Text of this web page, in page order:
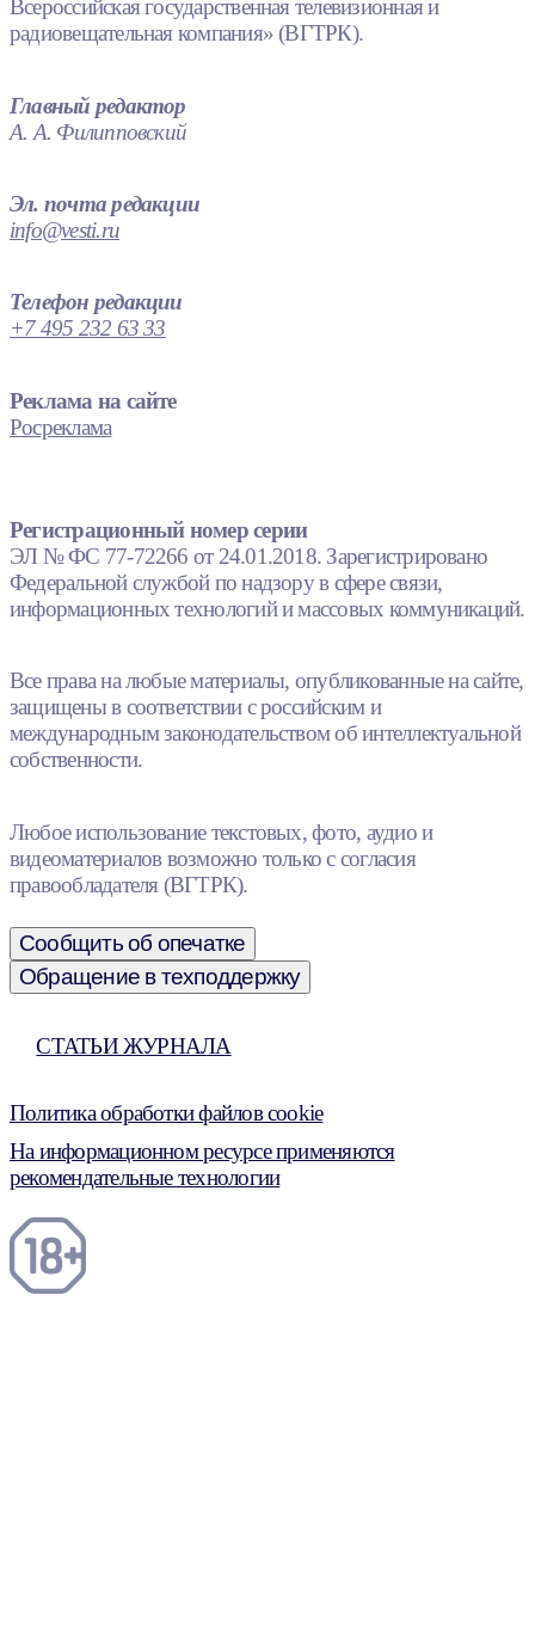
Всероссийская государственная телевизионная и
радиовещательная компания» (ВГТРК).
Главный редактор
А. А. Филипповский
Эл. почта редакции
info@vesti.ru
Телефон редакции
+7 495 232 63 33
Реклама на сайте
Росреклама
Регистрационный номер серии
ЭЛ № ФС 77-72266 от 24.01.2018. Зарегистрировано
Федеральной службой по надзору в сфере связи,
информационных технологий и массовых коммуникаций.
Все права на любые материалы, опубликованные на сайте,
защищены в соответствии с российским и
международным законодательством об интеллектуальной
собственности.
Любое использование текстовых, фото, аудио и
видеоматериалов возможно только с согласия
правообладателя (ВГТРК).
Сообщить об опечатке
Обращение в техподдержку
СТАТЬИ ЖУРНАЛА
Политика обработки файлов cookie
На информационном ресурсе применяются
рекомендательные технологии